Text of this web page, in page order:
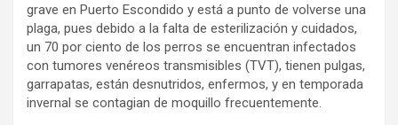
grave en Puerto Escondido y está a punto de volverse una
plaga, pues debido a la falta de esterilización y cuidados,
un 70 por ciento de los perros se encuentran infectados
con tumores venéreos transmisibles (TVT), tienen pulgas,
garrapatas, están desnutridos, enfermos, y en temporada
invernal se contagian de moquillo frecuentemente.